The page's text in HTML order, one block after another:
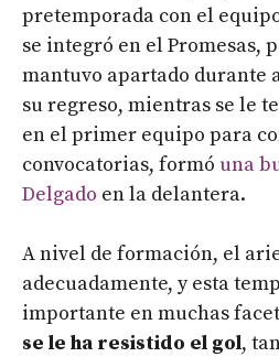
pretemporada con el
se integró en el Promesas,
mantuvo apartado durante
su regreso, mientras se le
en el primer equipo para
convocatorias, formó una
Delgado en la delantera.
A nivel de formación, el
adecuadamente, y esta
importante en muchas
se le ha resistido el gol,